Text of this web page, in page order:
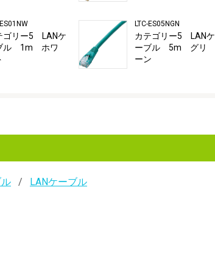
ES01NW
ゴリー5 LANケ
ル 1m ホワ
LTC-ES05NGN
カテゴリー5 LANケ
ーブル 5m グリ
ーン
LANケーブル